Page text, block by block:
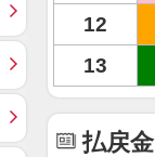
12
13
払戻金